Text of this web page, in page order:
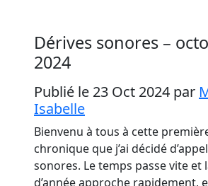
Dérives sonores –
2024
Publié le 23 Oct 2024 par
Isabelle
Bienvenu à tous à cette
chronique que j’ai décidé
sonores. Le temps passe vite et
d’année approche rapidement,